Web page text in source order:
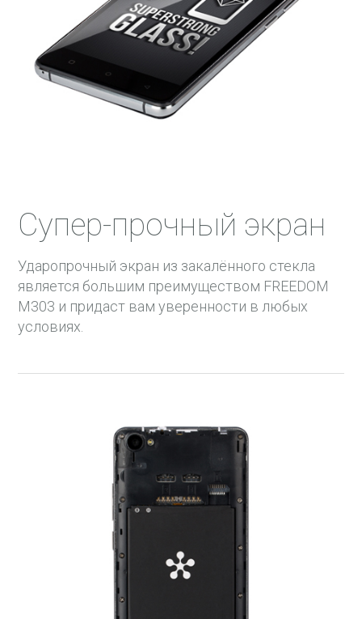
48 Мес
Супер-прочный экран
Ударопрочный экран из закалённого стекла
является большим преимуществом FREEDOM
M303 и придаст вам уверенности в любых
условиях.